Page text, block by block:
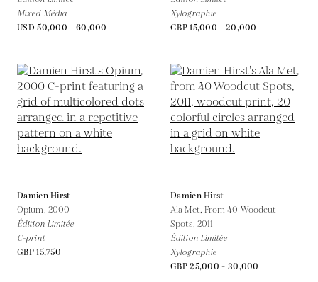
Mixed Média
USD 50,000 - 60,000
Xylographie
GBP 15,000 - 20,000
Damien Hirst
Opium, 2000
Édition Limitée
C-print
GBP 15,750
Damien Hirst
Ala Met, From 40 Woodcut
Spots, 2011
Édition Limitée
Xylographie
GBP 25,000 - 30,000